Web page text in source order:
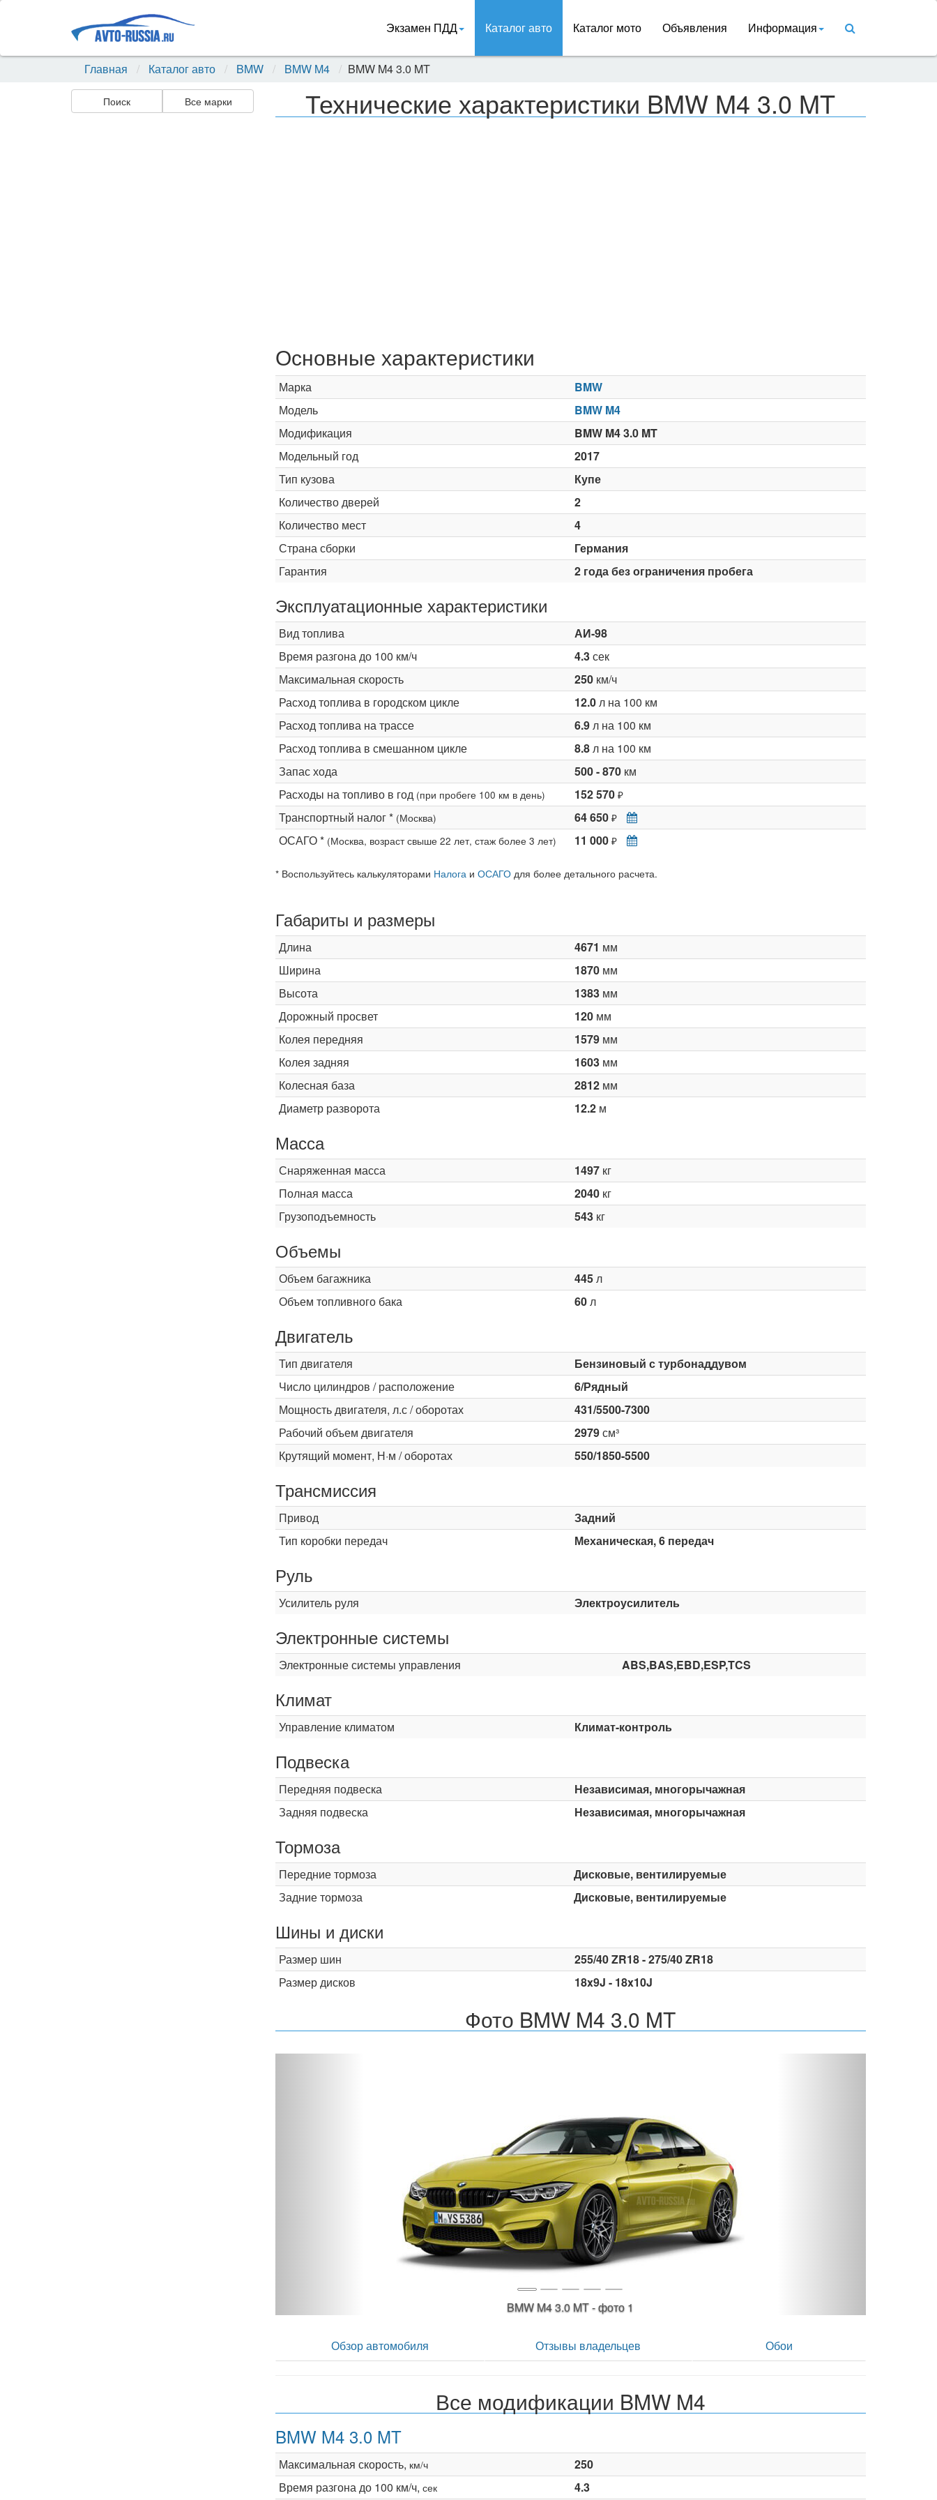
Экзамен ПДД Каталог авто Каталог мото Объявления Информация
Главная Каталог авто BMW BMW M4 BMW M4 3.0 MT
Поиск Все марки Технические характеристики BMW M4 3.0 MT
Основные характеристики
Марка
BMW
Модель
BMW M4
Модификация
BMW M4 3.0 MT
Модельный год
2017
Тип кузова
Купе
Количество дверей
2
Количество мест
4
Страна сборки
Германия
Гарантия
2 года без ограничения пробега
Эксплуатационные характеристики
Вид топлива
АИ-98
Время разгона до 100 км/ч
4.3сек
Максимальная скорость
250км/ч
Расход топлива в городском цикле
12.0л на 100 км
Расход топлива на трассе
6.9л на 100 км
Расход топлива в смешанном цикле
8.8л на 100 км
Запас хода
500 - 870км
Расходы на топливо в год (при пробеге 100 км в день) 152 570 ₽
Транспортный налог * (Москва) 64 650 ₽
ОСАГО * (Москва, возраст свыше 22 лет, стаж более 3 лет) 11 000 ₽
* Воспользуйтесь калькуляторами Налогаи ОСАГОдля более детального расчета.
Габариты и размеры
Длина 4671 мм
Ширина
1870мм
Высота
1383мм
Дорожный просвет
120мм
Колея передняя
1579мм
Колея задняя
1603мм
Колесная база
2812мм
Диаметр разворота
12.2м
Масса
Снаряженная масса 1497кг
Полная масса
2040кг
Грузоподъемность
543кг
Объемы
Объем багажника 445л
Объем топливного бака
60л
Двигатель
Тип двигателя
Бензиновый с турбонаддувом
Число цилиндров / расположение
6/Рядный
Мощность двигателя, л.с / оборотах
431/5500-7300
Рабочий объем двигателя
2979см³
Крутящий момент, Н·м / оборотах
550/1850-5500
Трансмиссия
Привод
Задний
Тип коробки передач
Механическая, 6 передач
Руль
Усилитель руля Электроусилитель
Электронные системы
Электронные системы управления ABS,BAS,EBD,ESP,TCS
Климат
Управление климатом Климат-контроль
Подвеска
Передняя подвеска
Независимая, многорычажная
Задняя подвеска
Независимая, многорычажная
Тормоза
Передние тормоза
Дисковые, вентилируемые
Задние тормоза
Дисковые, вентилируемые
Шины и диски
Размер шин
255/40 ZR18 - 275/40 ZR18
Размер дисков
18x9J - 18x10J
Фото BMW M4 3.0 MT
BMW M4 3.0 MT - фото 2
Обзор автомобиля Отзывы владельцев Обои
Все модификации BMW M4
BMW M4 3.0 MT
Максимальная скорость, км/ч
250
Время разгона до 100 км/ч, сек 4.3